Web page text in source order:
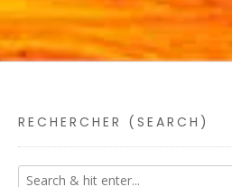
RECHERCHER (SEARCH)